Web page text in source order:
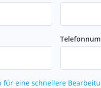
für eine schnellere